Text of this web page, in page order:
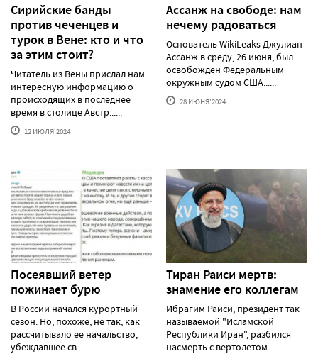
Сирийские банды
против чеченцев и
турок в Вене: кто и что
за этим стоит?
Читатель из Вены прислал нам
интересную информацию о
происходящих в последнее
время в столице Австр......
12 ИЮЛЯ'2024
Ассанж на свободе: нам
нечему радоваться
Основатель WikiLeaks Джулиан
Ассанж в среду, 26 июня, был
освобожден Федеральным
окружным судом США......
28 ИЮНЯ'2024
Посеявший ветер
пожинает бурю
В России начался курортный
сезон. Но, похоже, не так, как
рассчитывало ее начальство,
убеждавшее св......
Тиран Раиси мертв:
знамение его коллегам
Ибрагим Раиси, президент так
называемой "Исламской
Республики Иран", разбился
насмерть с вертолетом......